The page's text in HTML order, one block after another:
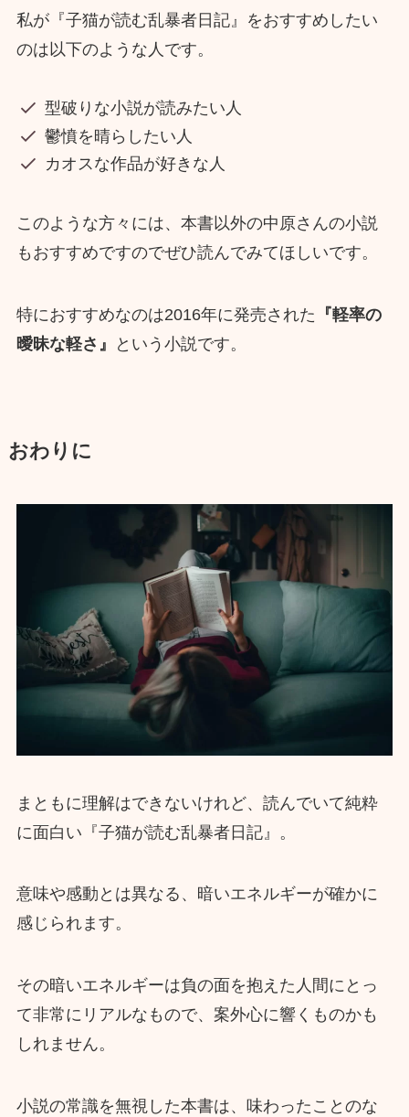
私が『子猫が読む乱暴者日記』をおすすめしたい
のは以下のような人です。
型破りな小説が読みたい人
鬱憤を晴らしたい人
カオスな作品が好きな人
このような方々には、本書以外の中原さんの小説
もおすすめですのでぜひ読んでみてほしいです。
特におすすめなのは2016年に発売された 『軽率の
曖昧な軽さ』
という小説です。
おわりに
まともに理解はできないけれど、読んでいて純粋
に面白い『子猫が読む乱暴者日記』。
意味や感動とは異なる、暗いエネルギーが確かに
感じられます。
その暗いエネルギーは負の面を抱えた人間にとっ
て非常にリアルなもので、案外心に響くものかも
しれません。
小説の常識を無視した本書は、味わったことのな